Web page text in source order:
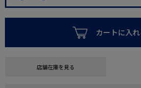
カートに入れ
店舗在庫を見る